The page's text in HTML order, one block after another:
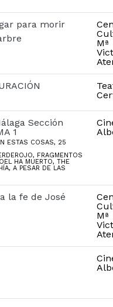
para morir
Mª
Sección
1
ESTAS COSAS, 25
FRAGMENTOS
HA MUERTO, THE
A PESAR DE LAS
la fe de José
Mª